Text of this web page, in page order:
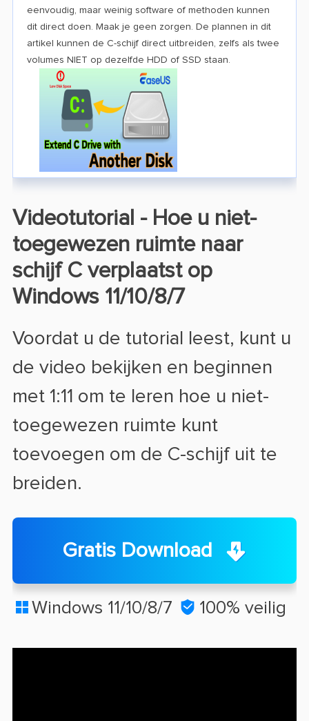
eenvoudig, maar weinig software of methoden kunnen
dit direct doen. Maak je geen zorgen. De plannen in dit
artikel kunnen de C-schijf direct uitbreiden, zelfs als twee
volumes NIET op dezelfde HDD of SSD staan.
Videotutorial - Hoe u niet-
toegewezen ruimte naar
schijf C verplaatst op
Windows 11/10/8/7
Voordat u de tutorial leest, kunt u
de video bekijken en beginnen
met 1:11 om te leren hoe u niet-
toegewezen ruimte kunt
toevoegen om de C-schijf uit te
breiden.
Gratis Download
 Windows 11/10/8/7  100% veilig